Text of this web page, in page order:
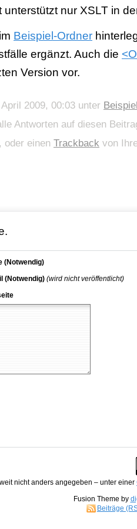
nur XSLT in
im Beispiel-Ordner
ergänzt. Auch die
Version vor.
2009, 00:03 unter
Antworten auf diesen
, oder einen Trackback von
(Notwendig)
(Notwendig) (wird nicht veröffentlicht)
nicht anders angegeben – unter einer
Fusion Theme by
Beiträge